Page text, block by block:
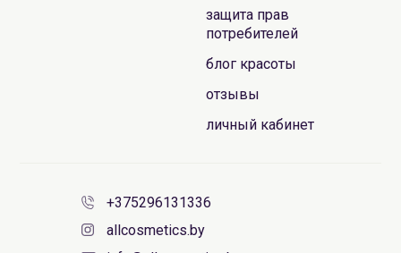
защита прав
потребителей
блог красоты
отзывы
личный кабинет
+375296131336
allcosmetics.by